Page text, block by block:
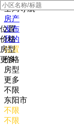
全局导航
房产
发布
我的
位置
价格
房型
更多
位置
价格
房型
更多
不限
东阳市
不限
不限